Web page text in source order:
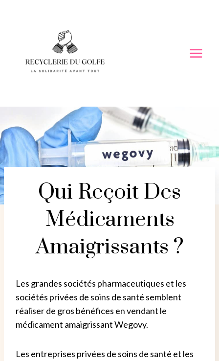
Qui Reçoit Des
Médicaments
Amaigrissants ?
Les grandes sociétés pharmaceutiques et les
sociétés privées de soins de santé semblent
réaliser de gros bénéfices en vendant le
médicament amaigrissant Wegovy.
Les entreprises privées de soins de santé et les